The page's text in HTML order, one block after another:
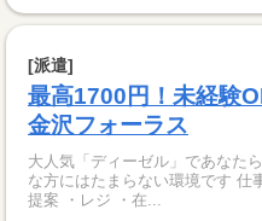
[派遣]
最高1700円！未経験
金沢フォーラス
大人気「ディーゼル」であなた
な方にはたまらない環境です 仕
提案 ・レジ ・在...